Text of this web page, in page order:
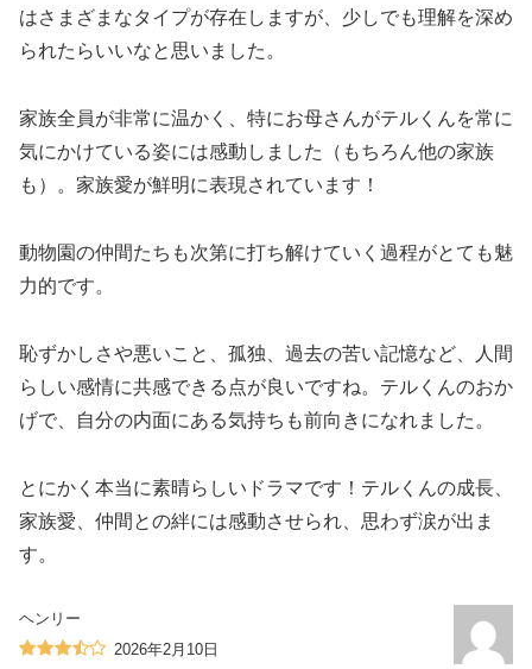
はさまざまなタイプが存在しますが、少しでも理解を深め
られたらいいなと思いました。
家族全員が非常に温かく、特にお母さんがテルくんを常に
気にかけている姿には感動しました（もちろん他の家族
も）。家族愛が鮮明に表現されています！
動物園の仲間たちも次第に打ち解けていく過程がとても魅
力的です。
恥ずかしさや悪いこと、孤独、過去の苦い記憶など、人間
らしい感情に共感できる点が良いですね。テルくんのおか
げで、自分の内面にある気持ちも前向きになれました。
とにかく本当に素晴らしいドラマです！テルくんの成長、
家族愛、仲間との絆には感動させられ、思わず涙が出ま
す。
ヘンリー
2026年2月10日